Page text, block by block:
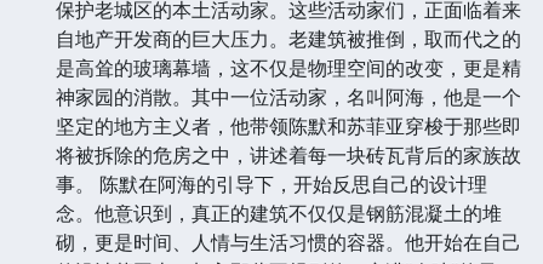
保护老城区的本土活动家。这些活动家们，正面临着来
自地产开发商的巨大压力。老建筑被推倒，取而代之的
是高耸的玻璃幕墙，这不仅是物理空间的改变，更是精
神家园的消散。其中一位活动家，名叫阿海，他是一个
坚定的地方主义者，他带领陈默和苏菲亚穿梭于那些即
将被拆除的危房之中，讲述着每一块砖瓦背后的家族故
事。 陈默在阿海的引导下，开始反思自己的设计理
念。他意识到，真正的建筑不仅仅是钢筋混凝土的堆
砌，更是时间、人情与生活习惯的容器。他开始在自己